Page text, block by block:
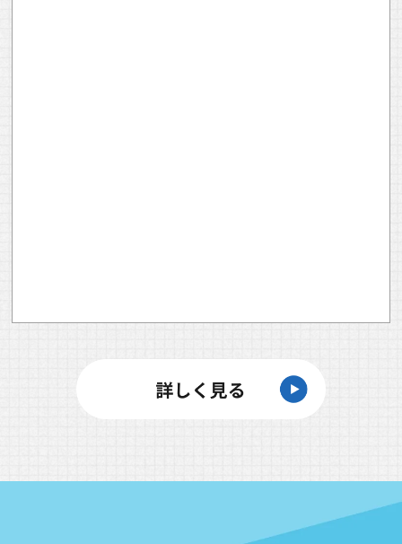
トカード番号などの支払に関する情報などを利用する
（5）ユーザーが簡便にデータを入力できるようにす
るために，当社に登録されている情報を入力画面に表
示させたり，ユーザーのご指示に基づいて他のサービ
スなど（提携先が提供するものも含みます）に転送し
ーザーや，不正・不当な目的でサービスを利用しよう
様，氏名や住所など個人を特定するための情報を利用